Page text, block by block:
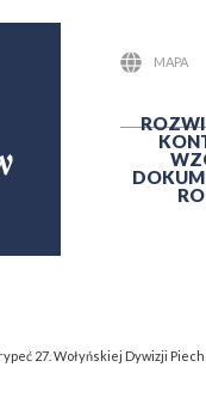
MAPA
27. Wołyńskiej Dywizji